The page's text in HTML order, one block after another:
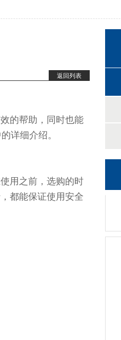
返回列表
的帮助，同时也能
详细介绍。
用之前，选购的时
都能保证使用安全